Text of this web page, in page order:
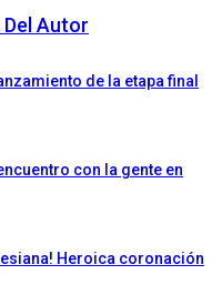
Del Autor
de la etapa final
con la gente en
Heroica coronación